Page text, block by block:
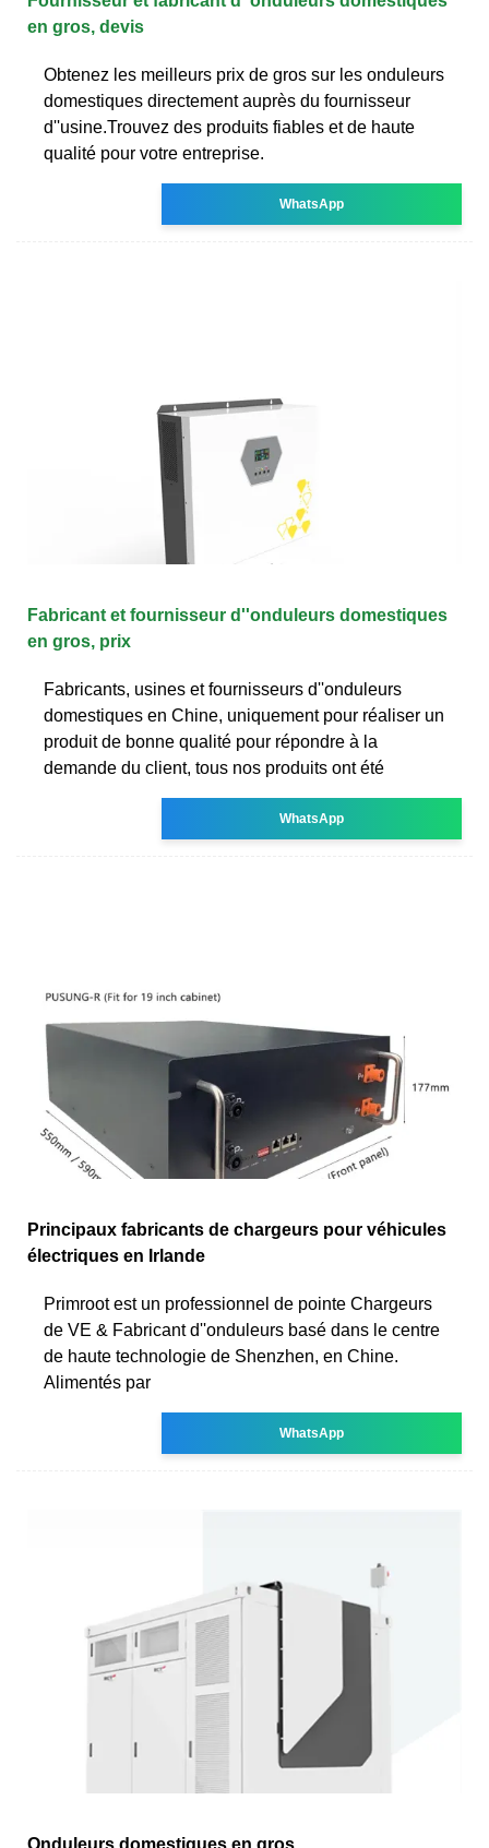
en gros, devis
Obtenez les meilleurs prix de gros sur les onduleurs
domestiques directement auprès du fournisseur
d''usine.Trouvez des produits fiables et de haute
qualité pour votre entreprise.
WhatsApp
Fabricant et fournisseur d''onduleurs domestiques
en gros, prix
Fabricants, usines et fournisseurs d''onduleurs
domestiques en Chine, uniquement pour réaliser un
produit de bonne qualité pour répondre à la
demande du client, tous nos produits ont été
WhatsApp
Principaux fabricants de chargeurs pour véhicules
électriques en Irlande
Primroot est un professionnel de pointe Chargeurs
de VE & Fabricant d''onduleurs basé dans le centre
de haute technologie de Shenzhen, en Chine.
Alimentés par
WhatsApp
Onduleurs domestiques en gros